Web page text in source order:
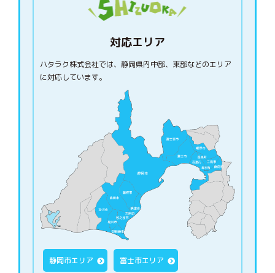
対応エリア
ハタラク株式会社では、静岡県内中部、東部などのエリア
に対応しています。
静岡市エリア 富士市エリア